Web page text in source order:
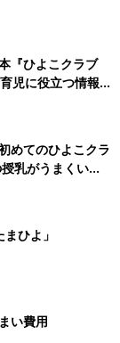
『ひよこクラブ
児に役立つ情報が
めてのひよこクラ
乳がうまくい
トラブル 解決テ
ひよ」
い費用